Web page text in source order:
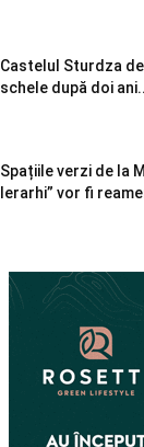
Castelul Sturdza
schele după doi
Spațiile verzi de la
Ierarhi” vor fi